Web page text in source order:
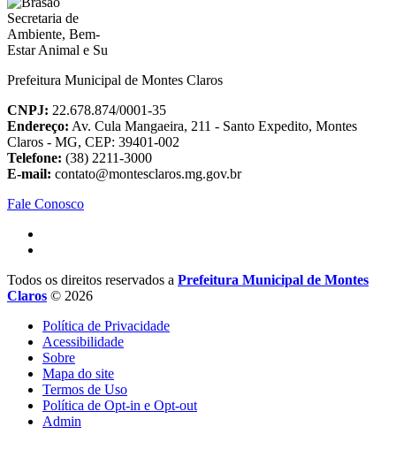
Prefeitura Municipal de Montes Claros
CNPJ: 22.678.874/0001-35
Endereço: Av. Cula Mangaeira, 211 - Santo Expedito, Montes
Claros - MG, CEP: 39401-002
Telefone: (38) 2211-3000
E-mail: contato@montesclaros.mg.gov.br
Fale Conosco
Todos os direitos reservados a Prefeitura Municipal de Montes
Claros © 2026
Política de Privacidade
Acessibilidade
Sobre
Mapa do site
Termos de Uso
Política de Opt-in e Opt-out
Admin